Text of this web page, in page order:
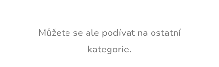
Můžete se ale podívat na ostatní
kategorie.